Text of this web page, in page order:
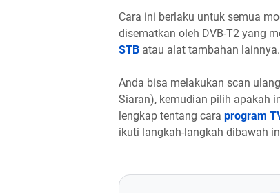
Cara ini berlaku untuk semua
disematkan oleh DVB-T2 yang
STB atau alat tambahan lainnya.
Anda bisa melakukan scan
Siaran), kemudian pilih apakah
lengkap tentang cara program
ikuti langkah-langkah dibawah